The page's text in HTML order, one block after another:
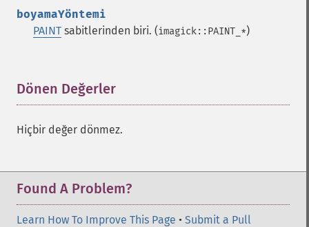
boyamaYöntemi
PAINT sabitlerinden biri. (imagick::PAINT_*)
Dönen Değerler
Hiçbir değer dönmez.
Found A Problem?
Learn How To Improve This Page • Submit a Pull